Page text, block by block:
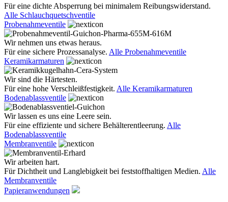
Für eine dichte Absperrung bei minimalem Reibungswiderstand.
Alle Schlauchquetschventile
Probenahmeventile
Wir nehmen uns etwas heraus.
Für eine sichere Prozessanalyse. Alle Probenahmeventile
Keramikarmaturen
Wir sind die Härtesten.
Für eine hohe Verschleißfestigkeit. Alle Keramikarmaturen
Bodenablassventile
Wir lassen es uns eine Leere sein.
Für eine effiziente und sichere Behälterentleerung. Alle
Bodenablassventile
Membranventile
Wir arbeiten hart.
Für Dichtheit und Langlebigkeit bei feststoffhaltigen Medien. Alle
Membranventile
Papieranwendungen